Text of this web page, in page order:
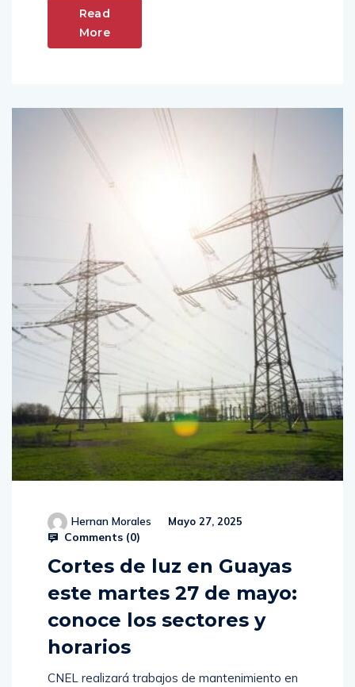
Read
More
Hernan Morales Mayo 27, 2025
Comments (0)
Cortes de luz en Guayas
este martes 27 de mayo:
conoce los sectores y
horarios
CNEL realizará trabajos de mantenimiento en